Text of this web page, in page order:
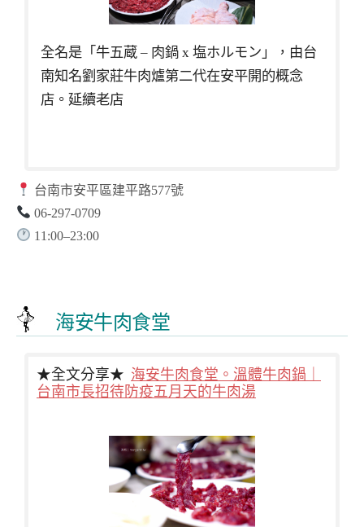
全名是「牛五蔵 – 肉鍋 x 塩ホルモン」，由台
南知名劉家莊牛肉爐第二代在安平開的概念
店。延續老店
台南市安平區建平路577號
06-297-0709
11:00–23:00
海安牛肉食堂
★全文分享★ 海安牛肉食堂。溫體牛肉鍋｜
台南市長招待防疫五月天的牛肉湯